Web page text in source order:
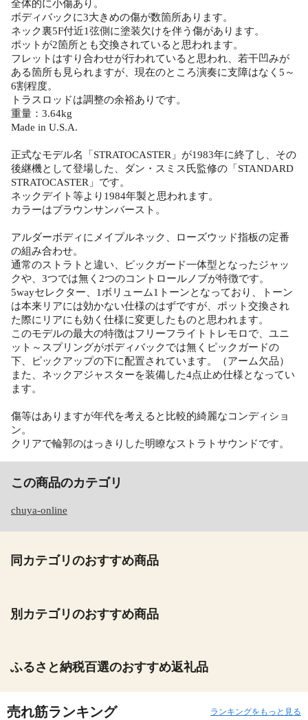
全体的に小傷あり。
ボディバックに3大きめの傷が数箇所あります。
ネック裏5F付近1弦側に塗装欠けを伴う傷があります。
ポットが2箇所とも交換されていると思われます。
フレットはすり合わせが行われていると思われ、若干凹みが
ある箇所も見られますが、現在のところ演奏に支障はなく5～
6割程度。
トラスロッドは調整の余裕ありです。
重量：3.64kg
Made in U.S.A.
正式なモデル名「STRATOCASTER」が1983年に終了し、その
後継機として登場した、ダン・スミス氏監修の「STANDARD
STRATOCASTER」です。
ネックデイト等より1984年製と思われます。
カラーはブラウンサンバースト。
アルダーボディにメイプルネック、ローズウッド指板の定番
の組み合わせ。
通常のストラトと違い、ピックガード一体型となったジャッ
クや、3つでは無く2つのコントロールノブが特徴です。
5wayセレクター、1ボリューム1トーンとなっており、トーン
は本来リアには効かない仕様のはずですが、ポット交換され
た際にリアにも効く仕様に変更したものと思われます。
このモデルの最大の特徴はフリーフライトトレモロで、ユニ
ット～スプリングがボディバックでは無くピックガードの
下、ピックアップの下に配置されています。（アーム欠品）
また、ネックアジャスターを装備した4点止め仕様となってい
ます。
傷等はありますが年代を考えると比較的綺麗なコンディショ
ン。
クリアで輪郭のはっきりした明瞭なストラトサウンドです。
この商品のカテゴリ
chuya-online
同カテゴリのおすすめ商品
別カテゴリのおすすめ商品
ふるさと納税百選のおすすめ返礼品
売れ筋ランキング ランキングをもっと見る